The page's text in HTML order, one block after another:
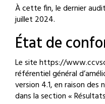
À cette fin, le dernier
juillet 2024.
État de
Le site https://
référentiel général
version 4.1, en raison des
dans la section «